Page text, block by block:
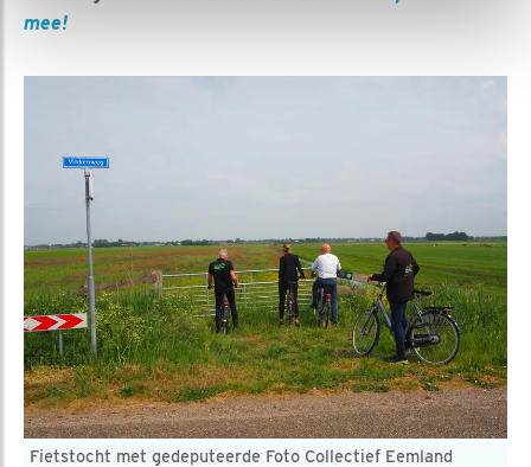
mee!
Fietstocht met gedeputeerde Foto Collectief Eemland